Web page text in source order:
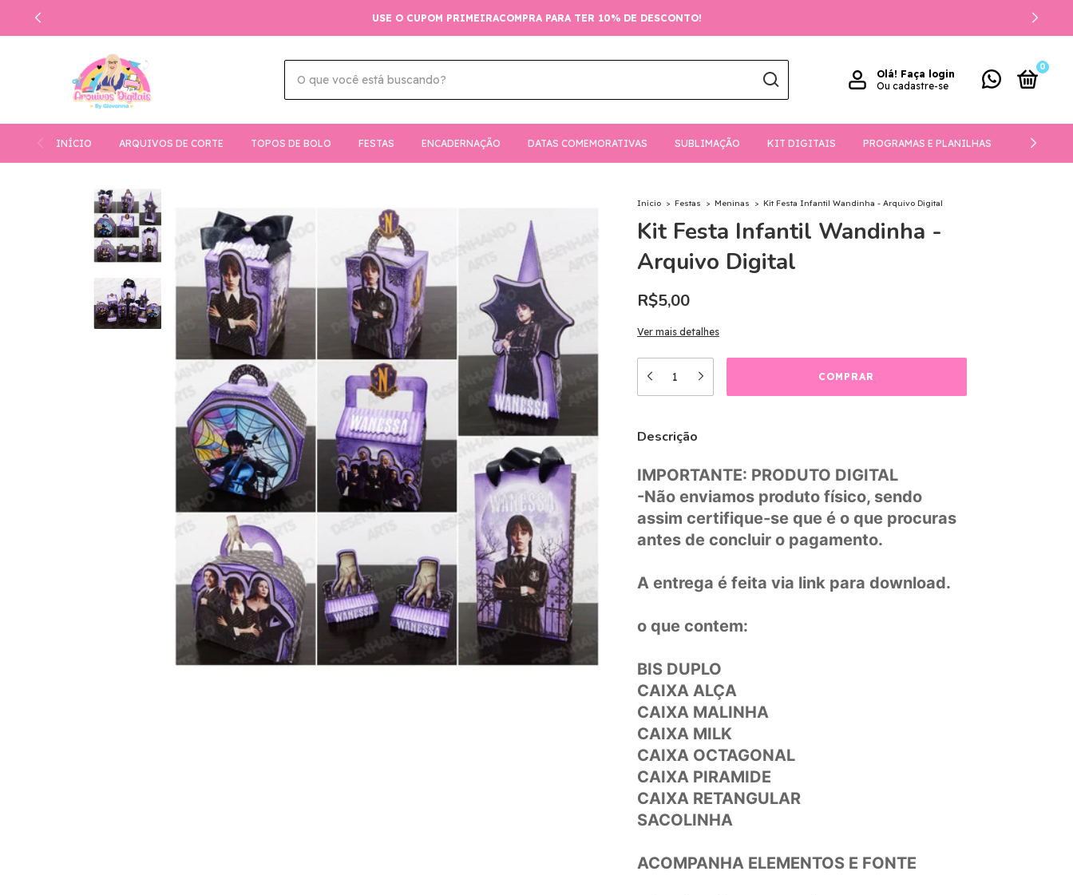
USE O CUPOM PRIMEIRACOMPRA PARA TER 10% DE DESCONTO!
Olá! Faça login
Ou cadastre-se
0
INÍCIO ARQUIVOS DE CORTE TOPOS DE BOLO FESTAS ENCADERNAÇÃO DATAS COMEMORATIVAS SUBLIMAÇÃO KIT DIGITAIS PROGRAMAS E PLANILHAS
Início > Festas > Meninas > Kit Festa Infantil Wandinha - Arquivo Digital
Kit Festa Infantil Wandinha -
Arquivo Digital
R$5,00
Ver mais detalhes
Descrição
IMPORTANTE: PRODUTO DIGITAL
-Não enviamos produto físico, sendo
assim certifique-se que é o que procuras
antes de concluir o pagamento.
A entrega é feita via link para download.
o que contem:
BIS DUPLO
CAIXA ALÇA
CAIXA MALINHA
CAIXA MILK
CAIXA OCTAGONAL
CAIXA PIRAMIDE
CAIXA RETANGULAR
SACOLINHA
ACOMPANHA ELEMENTOS E FONTE